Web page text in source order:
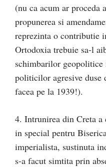
(nu ca acum ar proceda
propunerea si
reprezinta o contributie
Ortodoxia trebuie sa-l
schimbarilor
politicilor agresive duse
facea pe la 1939!).
4. Intrunirea din Creta a
in special pentru
imperialista, sustinuta
s-a facut simtita prin